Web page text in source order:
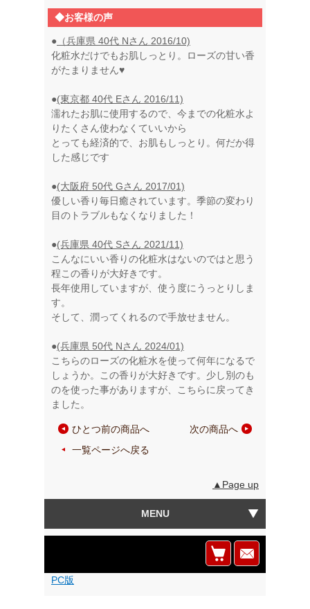
◆お客様の声
● （兵庫県 40代 Nさん 2016/10)
化粧水だけでもお肌しっとり。ローズの甘い香
がたまりません♥
●(東京都 40代 Eさん 2016/11)
濡れたお肌に使用するので、今までの化粧水よ
りたくさん使わなくていいから
とっても経済的で、お肌もしっとり。何だか得
した感じです
●(大阪府 50代 Gさん 2017/01)
優しい香り毎日癒されています。季節の変わり
目のトラブルもなくなりました！
●(兵庫県 40代 Sさん 2021/11)
こんなにいい香りの化粧水はないのではと思う
程この香りが大好きです。
長年使用していますが、使う度にうっとりしま
す。
そして、潤ってくれるので手放せません。
●(兵庫県 50代 Nさん 2024/01)
こちらのローズの化粧水を使って何年になるで
しょうか。この香りが大好きです。少し別のも
のを使った事がありますが、こちらに戻ってき
ました。
▲ ひとつ前の商品へ 次の商品へ ▲
▲ 一覧ページへ戻る
▲Page up
MENU
PC版